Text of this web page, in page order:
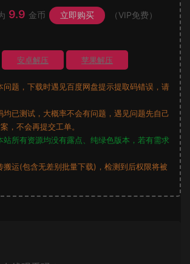
9.9 金币 立即购买
（VIP免费）
安卓解压 苹果解压
题，下载时遇见百度网盘提示提取码错误，请
已测试，大概率不会有问题，遇见问题先自己
，不会再提交工单。
站所有资源均没有露点、纯绿色版本，若有需求
运(包含无差别批量下载)，检测到后权限将被